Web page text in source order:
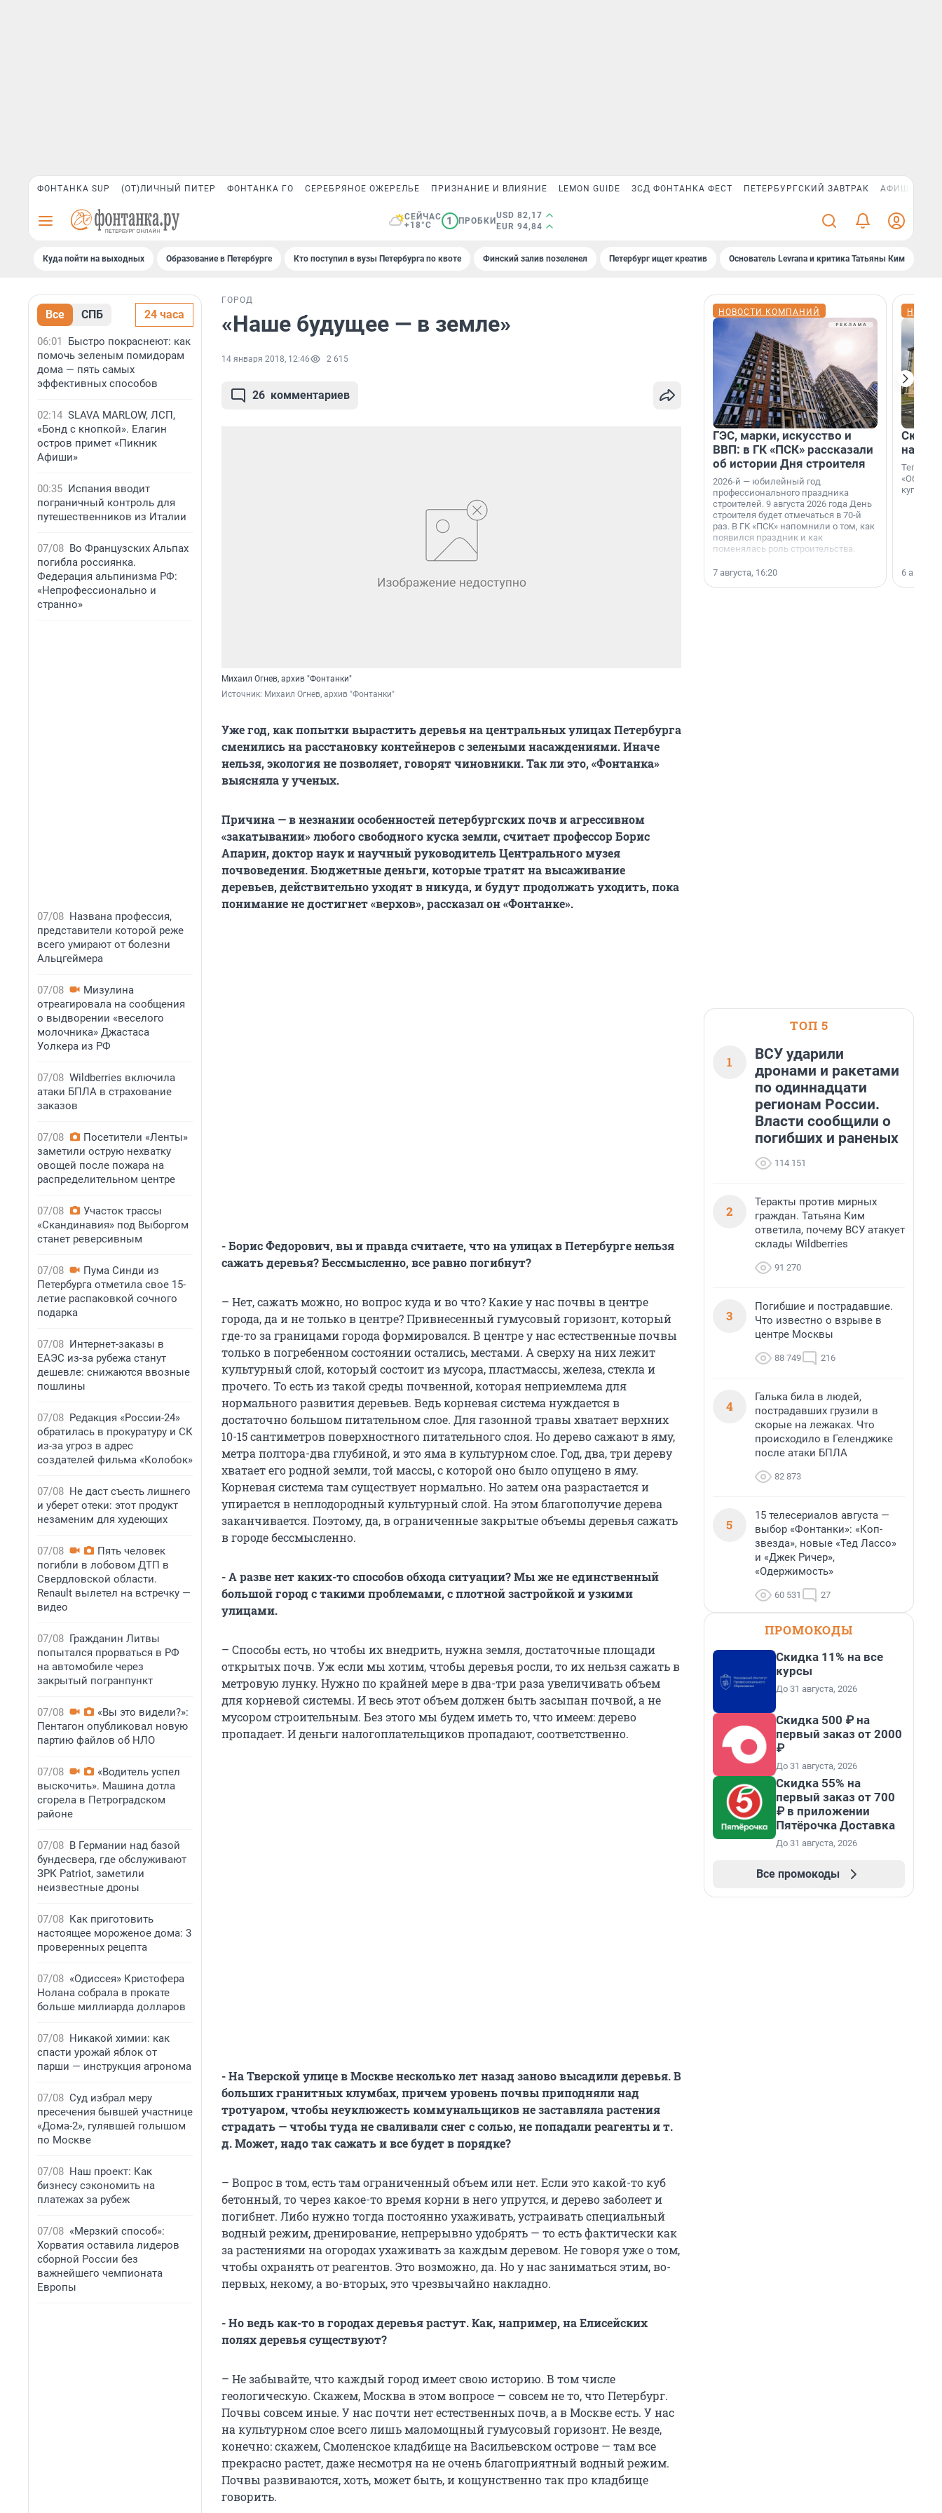
ФОНТАНКА SUP (ОТ)ЛИЧНЫЙ ПИТЕР ФОНТАНКА ГО СЕРЕБРЯНОЕ ОЖЕРЕЛЬЕ ПРИЗНАНИЕ И ВЛИЯНИЕ LEMON GUIDE ЗСД ФОНТАНКА ФЕСТ ПЕТЕРБУРГСКИЙ ЗАВТРАК АФИША PLUS
СЕЙЧАС
+18°C
1 ПРОБКИ
USD 82,17
EUR 94,84
Куда пойти на выходных Образование в Петербурге Кто поступил в вузы Петербурга по квоте Финский залив позеленел Петербург ищет креатив Основатель Levrana и критика Татьяны Ким
Все СПБ 24 часа
06:01
Быстро покраснеют: как
помочь зеленым помидорам
дома — пять самых
эффективных способов
02:14 SLAVA MARLOW, ЛСП,
«Бонд с кнопкой». Елагин
остров примет «Пикник
Афиши»
00:35 Испания вводит
пограничный контроль для
путешественников из Италии
07/08 Во Французских Альпах
погибла россиянка.
Федерация альпинизма РФ:
«Непрофессионально и
странно»
07/08 Названа профессия,
представители которой реже
всего умирают от болезни
Альцгеймера
07/08
Мизулина
отреагировала на сообщения
о выдворении «веселого
молочника» Джастаса
Уолкера из РФ
07/08 Wildberries включила
атаки БПЛА в страхование
заказов
07/08
Посетители «Ленты»
заметили острую нехватку
овощей после пожара на
распределительном центре
07/08
Участок трассы
«Скандинавия» под Выборгом
станет реверсивным
07/08
Пума Синди из
Петербурга отметила свое 15-
летие распаковкой сочного
подарка
07/08 Интернет-заказы в
ЕАЭС из-за рубежа станут
дешевле: снижаются ввозные
пошлины
07/08 Редакция «России-24»
обратилась в прокуратуру и СК
из-за угроз в адрес
создателей фильма «Колобок»
07/08 Не даст съесть лишнего
и уберет отеки: этот продукт
незаменим для худеющих
07/08
Пять человек
погибли в лобовом ДТП в
Свердловской области.
Renault вылетел на встречку —
видео
07/08 Гражданин Литвы
попытался прорваться в РФ
на автомобиле через
закрытый погранпункт
07/08
«Вы это видели?»:
Пентагон опубликовал новую
партию файлов об НЛО
07/08
«Водитель успел
выскочить». Машина дотла
сгорела в Петроградском
районе
07/08 В Германии над базой
бундесвера, где обслуживают
ЗРК Patriot, заметили
неизвестные дроны
07/08 Как приготовить
настоящее мороженое дома: 3
проверенных рецепта
07/08 «Одиссея» Кристофера
Нолана собрала в прокате
больше миллиарда долларов
07/08 Никакой химии: как
спасти урожай яблок от
парши — инструкция агронома
07/08 Суд избрал меру
пресечения бывшей участнице
«Дома-2», гулявшей голышом
по Москве
07/08 Наш проект: Как
бизнесу сэкономить на
платежах за рубеж
07/08 «Мерзкий способ»:
Хорватия оставила лидеров
сборной России без
важнейшего чемпионата
Европы
ГОРОД
«Наше будущее — в земле»
14 января 2018, 12:46 2 615
26 комментариев
Михаил Огнев, архив "Фонтанки"
Источник: Михаил Огнев, архив "Фонтанки"
Уже год, как попытки вырастить деревья на центральных улицах Петербурга
сменились на расстановку контейнеров с зелеными насаждениями. Иначе
нельзя, экология не позволяет, говорят чиновники. Так ли это, «Фонтанка»
выясняла у ученых.
Причина — в незнании особенностей петербургских почв и агрессивном
«закатывании» любого свободного куска земли, считает профессор Борис
Апарин, доктор наук и научный руководитель Центрального музея
почвоведения. Бюджетные деньги, которые тратят на высаживание
деревьев, действительно уходят в никуда, и будут продолжать уходить, пока
понимание не достигнет «верхов», рассказал он «Фонтанке».
- Борис Федорович, вы и правда считаете, что на улицах в Петербурге нельзя
сажать деревья? Бессмысленно, все равно погибнут?
– Нет, сажать можно, но вопрос куда и во что? Какие у нас почвы в центре
города, да и не только в центре? Привнесенный гумусовый горизонт, который
где-то за границами города формировался. В центре у нас естественные почвы
только в погребенном состоянии остались, местами. А сверху на них лежит
культурный слой, который состоит из мусора, пластмассы, железа, стекла и
прочего. То есть из такой среды почвенной, которая неприемлема для
нормального развития деревьев. Ведь корневая система нуждается в
достаточно большом питательном слое. Для газонной травы хватает верхних
10-15 сантиметров поверхностного питательного слоя. Но дерево сажают в яму,
метра полтора-два глубиной, и это яма в культурном слое. Год, два, три дереву
хватает его родной земли, той массы, с которой оно было опущено в яму.
Корневая система там существует нормально. Но затем она разрастается и
упирается в неплодородный культурный слой. На этом благополучие дерева
заканчивается. Поэтому, да, в ограниченные закрытые объемы деревья сажать
в городе бессмысленно.
- А разве нет каких-то способов обхода ситуации? Мы же не единственный
большой город с такими проблемами, с плотной застройкой и узкими
улицами.
– Способы есть, но чтобы их внедрить, нужна земля, достаточные площади
открытых почв. Уж если мы хотим, чтобы деревья росли, то их нельзя сажать в
метровую лунку. Нужно по крайней мере в два-три раза увеличивать объем
для корневой системы. И весь этот объем должен быть засыпан почвой, а не
мусором строительным. Без этого мы будем иметь то, что имеем: дерево
пропадает. И деньги налогоплательщиков пропадают, соответственно.
- На Тверской улице в Москве несколько лет назад заново высадили деревья. В
больших гранитных клумбах, причем уровень почвы приподняли над
тротуаром, чтобы неуклюжесть коммунальщиков не заставляла растения
страдать — чтобы туда не сваливали снег с солью, не попадали реагенты и т.
д. Может, надо так сажать и все будет в порядке?
– Вопрос в том, есть там ограниченный объем или нет. Если это какой-то куб
бетонный, то через какое-то время корни в него упрутся, и дерево заболеет и
погибнет. Либо нужно тогда постоянно ухаживать, устраивать специальный
водный режим, дренирование, непрерывно удобрять — то есть фактически как
за растениями на огородах ухаживать за каждым деревом. Не говоря уже о том,
чтобы охранять от реагентов. Это возможно, да. Но у нас заниматься этим, во-
первых, некому, а во-вторых, это чрезвычайно накладно.
- Но ведь как-то в городах деревья растут. Как, например, на Елисейских
полях деревья существуют?
– Не забывайте, что каждый город имеет свою историю. В том числе
геологическую. Скажем, Москва в этом вопросе — совсем не то, что Петербург.
Почвы совсем иные. У нас почти нет естественных почв, а в Москве есть. У нас
на культурном слое всего лишь маломощный гумусовый горизонт. Не везде,
конечно: скажем, Смоленское кладбище на Васильевском острове — там все
прекрасно растет, даже несмотря на не очень благоприятный водный режим.
Почвы развиваются, хоть, может быть, и кощунственно так про кладбище
говорить.
НОВОСТИ КОМПАНИЙ
ГЭС, марки, искусство и
ВВП: в ГК «ПСК» рассказали
об истории Дня строителя
2026-й — юбилейный год
профессионального праздника
строителей. 9 августа 2026 года День
строителя будет отмечаться в 70-й
раз. В ГК «ПСК» напомнили о том, как
появился праздник и как
поменялась роль строительства.
7 августа, 16:20
на
Теперь
купить
6
ТОП 5
1
ВСУ ударили
дронами и ракетами
по одиннадцати
регионам России.
Власти сообщили о
погибших и раненых
114 151
2
Теракты против мирных
граждан. Татьяна Ким
ответила, почему ВСУ атакует
склады Wildberries
91 270
3
Погибшие и пострадавшие.
Что известно о взрыве в
центре Москвы
88 749 216
4
Галька била в людей,
пострадавших грузили в
скорые на лежаках. Что
происходило в Геленджике
после атаки БПЛА
82 873
5
15 телесериалов августа —
выбор «Фонтанки»: «Коп-
звезда», новые «Тед Лассо»
и «Джек Ричер»,
«Одержимость»
60 531 27
ПРОМОКОДЫ
Скидка 11% на все
курсы
До 31 августа, 2026
Скидка 500 ₽ на
первый заказ от 2000
₽
До 31 августа, 2026
Скидка 55% на
первый заказ от 700
₽ в приложении
Пятёрочка Доставка
До 31 августа, 2026
Все промокоды